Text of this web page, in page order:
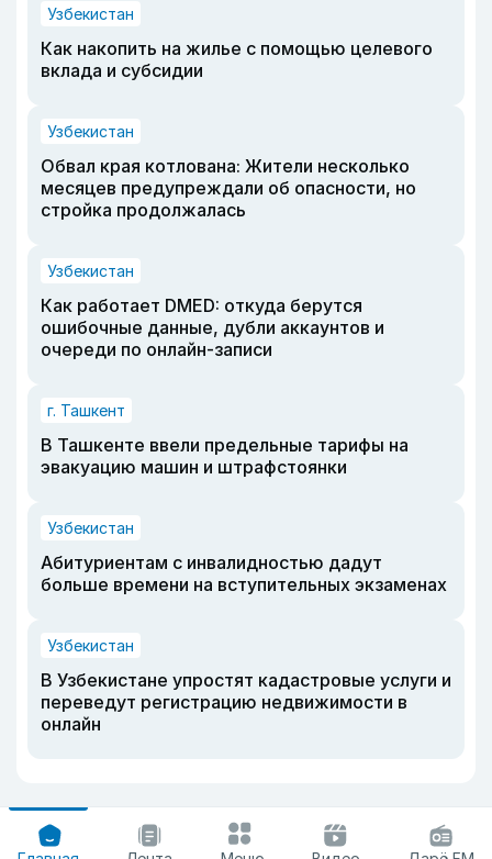
Узбекистан
Как накопить на жилье с помощью целевого
вклада и субсидии
Узбекистан
Обвал края котлована: Жители несколько
месяцев предупреждали об опасности, но
стройка продолжалась
Узбекистан
Как работает DMED: откуда берутся
ошибочные данные, дубли аккаунтов и
очереди по онлайн-записи
г. Ташкент
В Ташкенте ввели предельные тарифы на
эвакуацию машин и штрафстоянки
Узбекистан
Абитуриентам с инвалидностью дадут
больше времени на вступительных экзаменах
Узбекистан
В Узбекистане упростят кадастровые услуги и
переведут регистрацию недвижимости в
онлайн